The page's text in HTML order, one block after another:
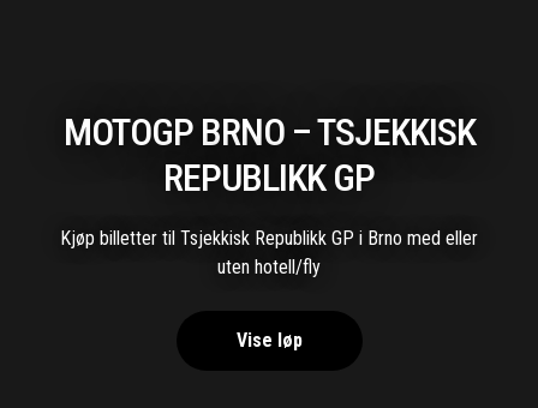
MOTOGP BRNO – TSJEKKISK
REPUBLIKK GP
Kjøp billetter til Tsjekkisk Republikk GP i Brno med eller
uten hotell/fly
Vise løp